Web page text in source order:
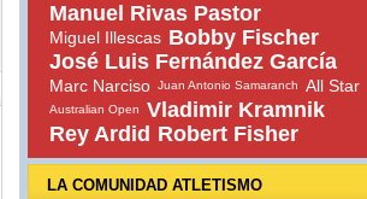
Manuel Rivas Pastor
Miguel Illescas Bobby Fischer
José Luis Fernández García
Marc Narciso Juan Antonio Samaranch All Star
Australian Open
Vladimir Kramnik
Rey Ardid Robert Fisher
LA COMUNIDAD ATLETISMO